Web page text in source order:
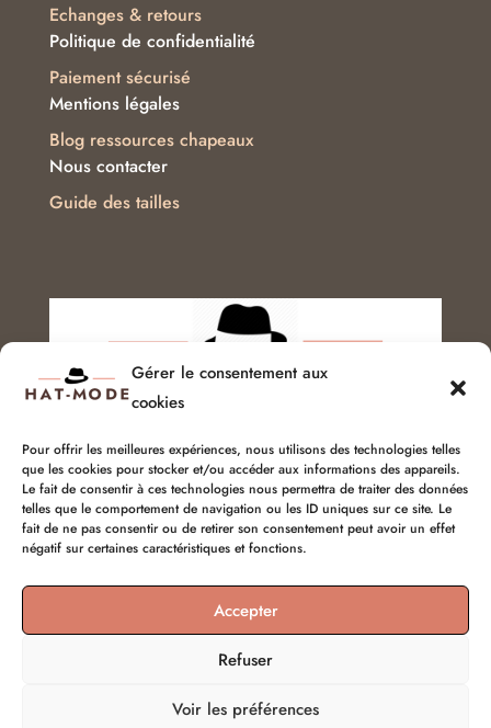
Gérer le consentement aux
cookies
Pour offrir les meilleures expériences, nous utilisons des technologies telles
que les cookies pour stocker et/ou accéder aux informations des appareils.
Le fait de consentir à ces technologies nous permettra de traiter des données
telles que le comportement de navigation ou les ID uniques sur ce site. Le
fait de ne pas consentir ou de retirer son consentement peut avoir un effet
négatif sur certaines caractéristiques et fonctions.
Accepter
Refuser
Voir les préférences
Politique de confidentialité
Mentions légales
Nous contacter
Echanges & retours
Paiement sécurisé
Blog ressources chapeaux
Guide des tailles
Service client :
06 51 04 04 85
chapellerie@hat-mode.com